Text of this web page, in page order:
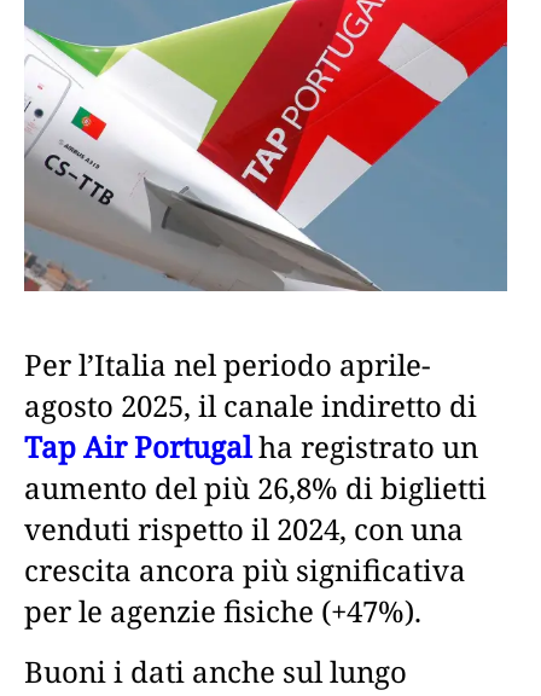
Per l’Italia nel periodo aprile-
agosto 2025, il canale indiretto di
Tap Air Portugalha registrato un
aumento del più 26,8% di biglietti
venduti rispetto il 2024, con una
crescita ancora più significativa
per le agenzie fisiche (+47%).
Buoni i dati anche sul lungo